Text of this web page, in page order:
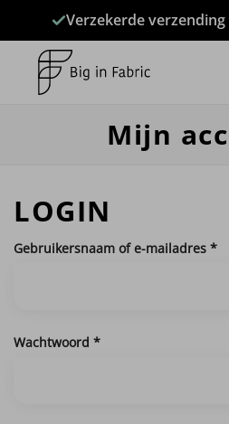
inhoud
Verzekerde
Mijn
LOGIN
Gebruikersnaam of e-mailadres *
Wachtwoord *Vereist